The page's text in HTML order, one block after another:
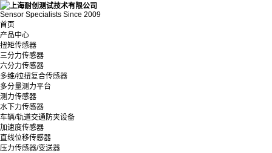
Sensor Specialists Since 2009
首页
产品中心
扭矩传感器
三分力传感器
六分力传感器
多维/拉扭复合传感器
多分量测力平台
测力传感器
水下力传感器
车辆/轨道交通防夹设备
加速度传感器
直线位移传感器
压力传感器/变送器